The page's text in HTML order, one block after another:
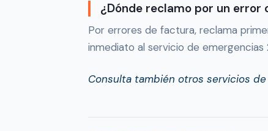
¿Dónde reclamo por un error
Por errores de factura, reclama
inmediato al servicio de
Consulta también otros servicios